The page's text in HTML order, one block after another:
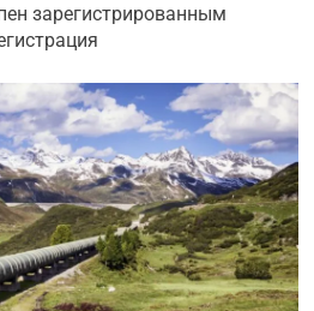
зарегистрированным